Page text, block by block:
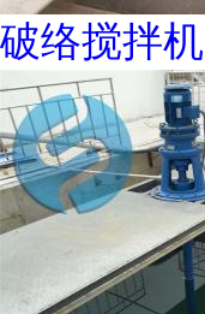
破络搅拌机